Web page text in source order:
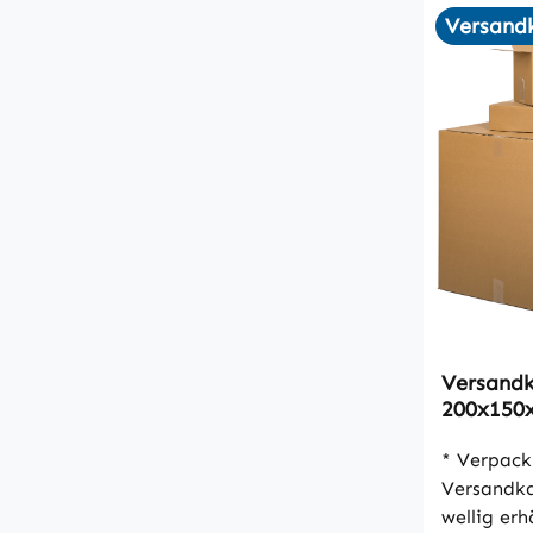
*
Versandkartons *
wellig erhältlich * für